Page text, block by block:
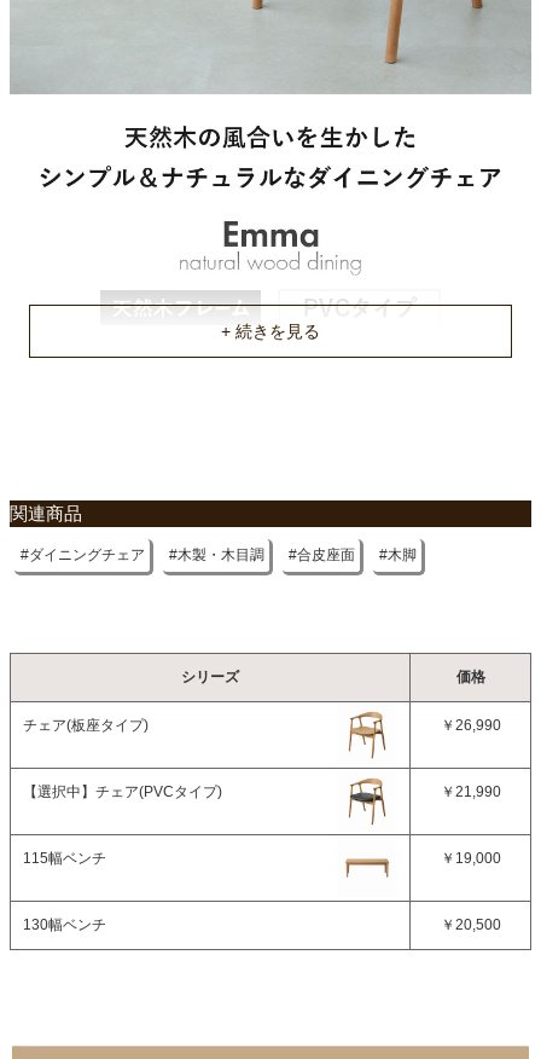
関連商品
ダイニングチェア 木製・木目調 合皮座面 木脚
シリーズ 価格
チェア(板座タイプ) ￥26,990
【選択中】 チェア(PVCタイプ) ￥21,990
115幅ベンチ ￥19,000
130幅ベンチ ￥20,500